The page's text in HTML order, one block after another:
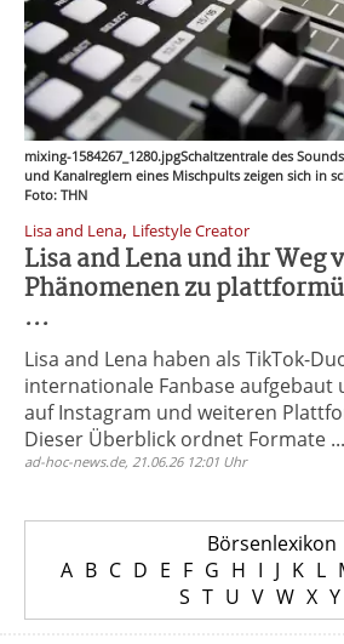
mixing-1584267_1280.jpgSchaltzentrale des
und Kanalreglern eines Mischpults zeigen sich in
Foto: THN
Lisa and Lena, Lifestyle Creator
Lisa and Lena und ihr Weg
Phänomenen zu
...
Lisa and Lena haben als TikTok-
internationale Fanbase aufgebaut
auf Instagram und weiteren
Dieser Überblick ordnet Formate ...
ad-hoc-news.de, 21.06.26 12:01 Uhr
Börsenlexikon
A B C D E F G H I J K L
S T U V W X Y